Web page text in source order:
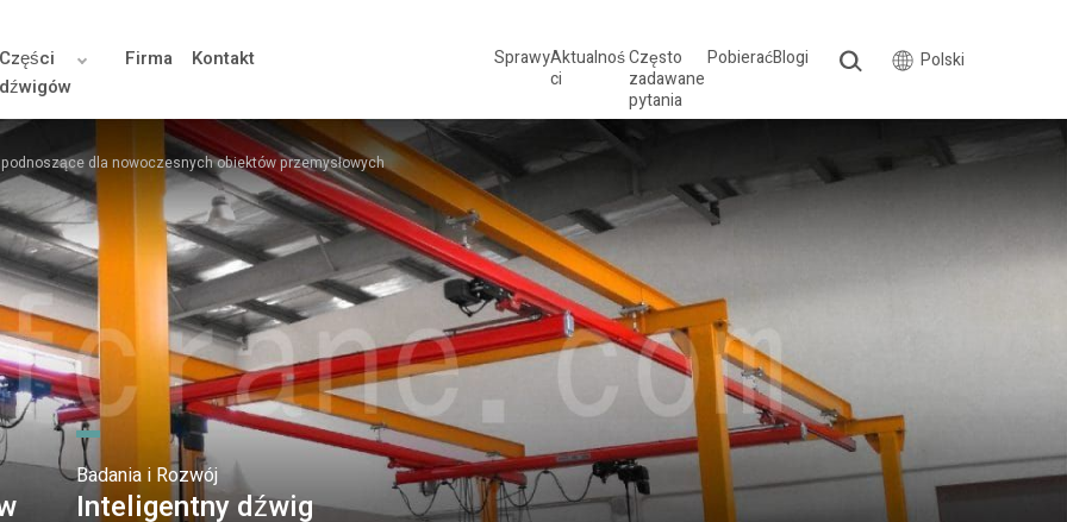
Części
dźwigów
Firma Kontakt SprawyAktualnoś
ci
Często
zadawane
pytania
PobieraćBlogi Polski
dla nowoczesnych obiektów przemysłowych
Badania i Rozwój
Inteligentny dźwig